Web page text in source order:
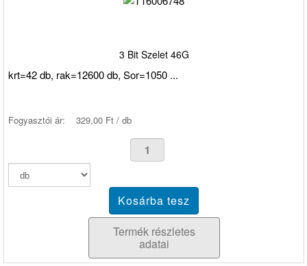
3 Bit Szelet 46G
krt=42 db, rak=12600 db, Sor=1050 ...
Fogyasztói ár: 329,00 Ft / db
Termék részletes
adatai